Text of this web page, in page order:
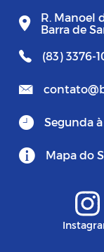
R. Manoel
Barra de
(83) 3376-
Segunda
Mapa do